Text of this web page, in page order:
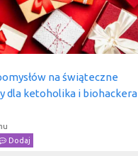
na świąteczne
dla ketoholika i biohackera
Dodaj